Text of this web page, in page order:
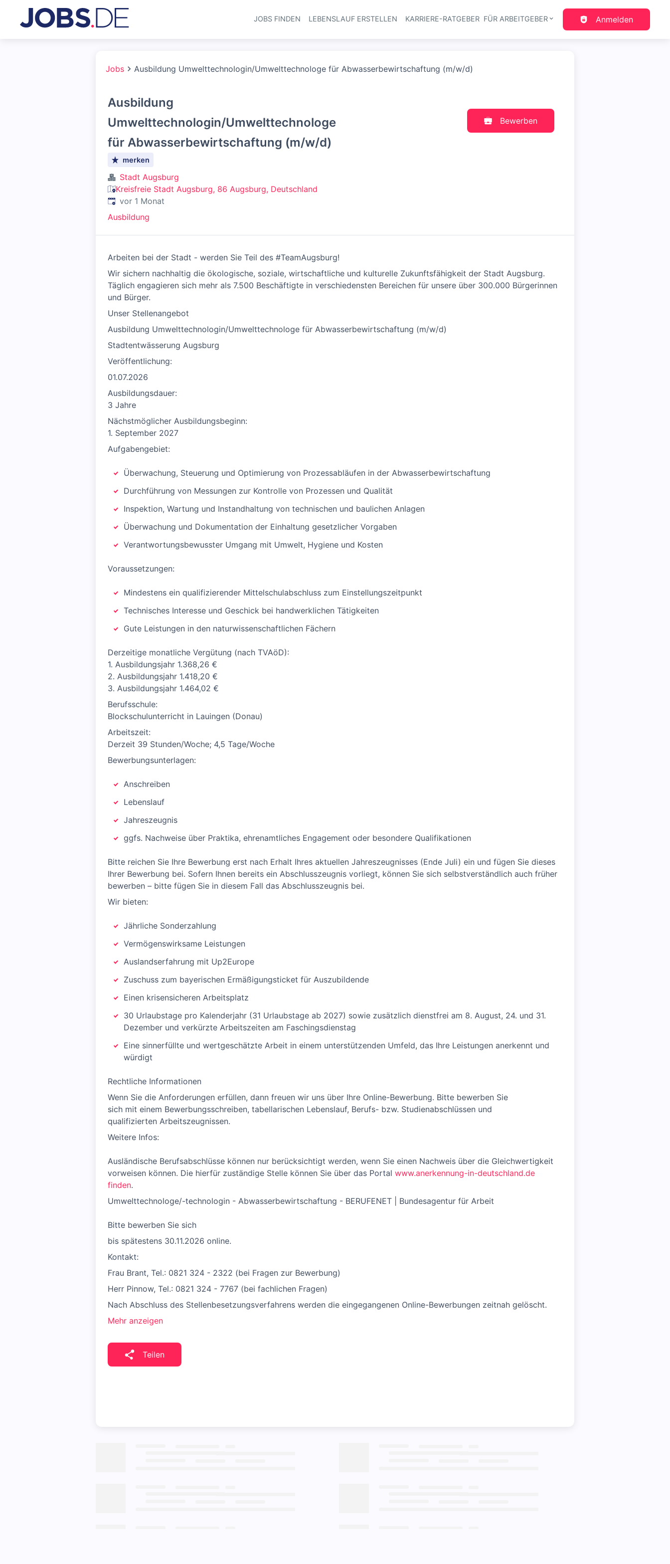
Haupt-Navigation
JOBS FINDEN LEBENSLAUF ERSTELLEN KARRIERE-RATGEBER FÜR ARBEITGEBER Anmelden
Jobs Ausbildung Umwelttechnologin/Umwelttechnologe für Abwasserbewirtschaftung (m/w/d)
Ausbildung
Umwelttechnologin/Umwelttechnologe
für Abwasserbewirtschaftung (m/w/d)
merken
Stadt Augsburg
Kreisfreie Stadt Augsburg, 86 Augsburg, Deutschland
Veröffentlicht:
vor 1 Monat
Ausbildung
Bewerben
Arbeiten bei der Stadt - werden Sie Teil des #TeamAugsburg!
Wir sichern nachhaltig die ökologische, soziale, wirtschaftliche und kulturelle Zukunftsfähigkeit der Stadt Augsburg.
Täglich engagieren sich mehr als 7.500 Beschäftigte in verschiedensten Bereichen für unsere über 300.000 Bürgerinnen
und Bürger.
Unser Stellenangebot
Ausbildung Umwelttechnologin/Umwelttechnologe für Abwasserbewirtschaftung (m/w/d)
Stadtentwässerung Augsburg
Veröffentlichung:
01.07.2026
Ausbildungsdauer:
3 Jahre
Nächstmöglicher Ausbildungsbeginn:
1. September 2027
Aufgabengebiet:
Überwachung, Steuerung und Optimierung von Prozessabläufen in der Abwasserbewirtschaftung
Durchführung von Messungen zur Kontrolle von Prozessen und Qualität
Inspektion, Wartung und Instandhaltung von technischen und baulichen Anlagen
Überwachung und Dokumentation der Einhaltung gesetzlicher Vorgaben
Verantwortungsbewusster Umgang mit Umwelt, Hygiene und Kosten
Voraussetzungen:
Mindestens ein qualifizierender Mittelschulabschluss zum Einstellungszeitpunkt
Technisches Interesse und Geschick bei handwerklichen Tätigkeiten
Gute Leistungen in den naturwissenschaftlichen Fächern
Derzeitige monatliche Vergütung (nach TVAöD):
1. Ausbildungsjahr 1.368,26 €
2. Ausbildungsjahr 1.418,20 €
3. Ausbildungsjahr 1.464,02 €
Berufsschule:
Blockschulunterricht in Lauingen (Donau)
Arbeitszeit:
Derzeit 39 Stunden/Woche; 4,5 Tage/Woche
Bewerbungsunterlagen:
Anschreiben
Lebenslauf
Jahreszeugnis
ggfs. Nachweise über Praktika, ehrenamtliches Engagement oder besondere Qualifikationen
Bitte reichen Sie Ihre Bewerbung erst nach Erhalt Ihres aktuellen Jahreszeugnisses (Ende Juli) ein und fügen Sie dieses
Ihrer Bewerbung bei. Sofern Ihnen bereits ein Abschlusszeugnis vorliegt, können Sie sich selbstverständlich auch früher
bewerben – bitte fügen Sie in diesem Fall das Abschlusszeugnis bei.
Wir bieten:
Jährliche Sonderzahlung
Vermögenswirksame Leistungen
Auslandserfahrung mit Up2Europe
Zuschuss zum bayerischen Ermäßigungsticket für Auszubildende
Einen krisensicheren Arbeitsplatz
30 Urlaubstage pro Kalenderjahr (31 Urlaubstage ab 2027) sowie zusätzlich dienstfrei am 8. August, 24. und 31.
Dezember und verkürzte Arbeitszeiten am Faschingsdienstag
Eine sinnerfüllte und wertgeschätzte Arbeit in einem unterstützenden Umfeld, das Ihre Leistungen anerkennt und
würdigt
Rechtliche Informationen
Wenn Sie die Anforderungen erfüllen, dann freuen wir uns über Ihre Online-Bewerbung. Bitte bewerben Sie
sich mit einem Bewerbungsschreiben, tabellarischen Lebenslauf, Berufs- bzw. Studienabschlüssen und
qualifizierten Arbeitszeugnissen.
Weitere Infos:
Ausländische Berufsabschlüsse können nur berücksichtigt werden, wenn Sie einen Nachweis über die Gleichwertigkeit
vorweisen können. Die hierfür zuständige Stelle können Sie über das Portal www.anerkennung-in-deutschland.de
finden.
Umwelttechnologe/-technologin - Abwasserbewirtschaftung - BERUFENET | Bundesagentur für Arbeit
Bitte bewerben Sie sich
bis spätestens 30.11.2026 online.
Kontakt:
Frau Brant, Tel.: 0821 324 - 2322 (bei Fragen zur Bewerbung)
Herr Pinnow, Tel.: 0821 324 - 7767 (bei fachlichen Fragen)
Nach Abschluss des Stellenbesetzungsverfahrens werden die eingegangenen Online-Bewerbungen zeitnah gelöscht.
Mehr anzeigen
Teilen